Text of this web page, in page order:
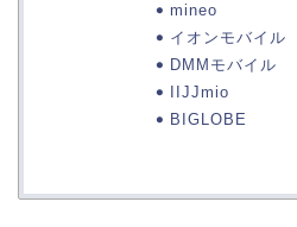
mineo
イオンモバイル
DMMモバイル
IIJJmio
BIGLOBE